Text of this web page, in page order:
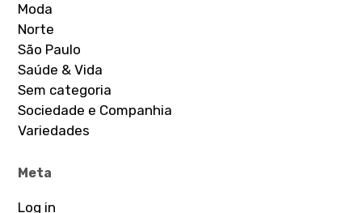
Moda
Norte
São Paulo
Saúde & Vida
Sem categoria
Sociedade e Companhia
Variedades
Meta
Log in